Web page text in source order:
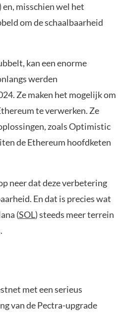
misschien wel het
om de schaalbaarheid
kan een enorme
werden
Ze maken het mogelijk om
te verwerken. Ze
zoals Optimistic
de Ethereum hoofdketen
neer dat deze verbetering
En dat is precies wat
(SOL) steeds meer terrein
met een serieus
van de Pectra-upgrade